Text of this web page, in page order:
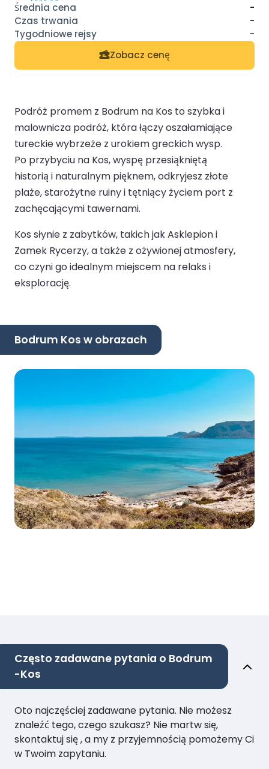
-
-
-
Zobacz cenę
Podróż promem z Bodrum na Kos to szybka i
malownicza podróż, która łączy oszałamiające
tureckie wybrzeże z urokiem greckich wysp.
Po przybyciu na Kos, wyspę przesiąkniętą
historią i naturalnym pięknem, odkryjesz złote
plaże, starożytne ruiny i tętniący życiem port z
zachęcającymi tawernami.
Kos słynie z zabytków, takich jak Asklepion i
Zamek Rycerzy, a także z ożywionej atmosfery,
co czyni go idealnym miejscem na relaks i
eksplorację.
Bodrum Kos w obrazach
Często zadawane pytania o Bodrum
-Kos
Oto najczęściej zadawane pytania. Nie możesz
znaleźć tego, czego szukasz? Nie martw się,
skontaktuj się , a my z przyjemnością pomożemy Ci
w Twoim zapytaniu.